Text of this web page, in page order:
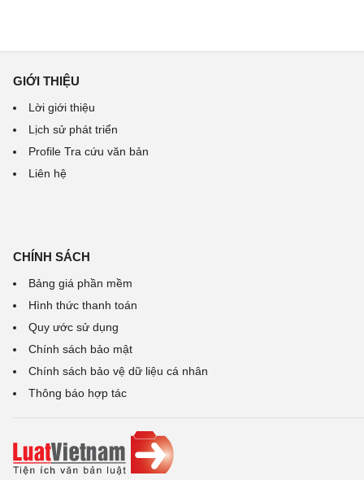
GIỚI THIỆU
Lời giới thiệu
Lịch sử phát triển
Profile Tra cứu văn bản
Liên hệ
CHÍNH SÁCH
Bảng giá phần mềm
Hình thức thanh toán
Quy ước sử dụng
Chính sách bảo mật
Chính sách bảo vệ dữ liệu cá nhân
Thông báo hợp tác